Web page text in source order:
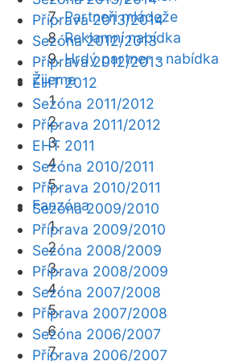
Partneři mládeže
Reklamní nabídka
Hrdý partner - nabídka
Žijeme
Fanzóna
Příprava 2013/2014
Sezóna 2012/2013
Příprava 2012/2013
EHT 2012
Sezóna 2011/2012
Příprava 2011/2012
EHT 2011
Sezóna 2010/2011
Příprava 2010/2011
Sezóna 2009/2010
Příprava 2009/2010
Sezóna 2008/2009
Příprava 2008/2009
Sezóna 2007/2008
Příprava 2007/2008
Sezóna 2006/2007
Příprava 2006/2007